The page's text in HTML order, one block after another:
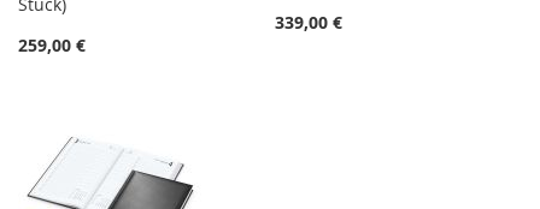
259,00 €
339,00 €